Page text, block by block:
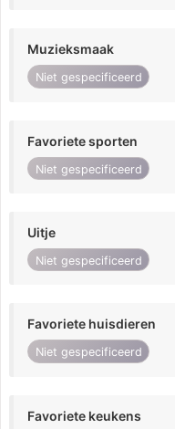
Muzieksmaak
Niet gespecificeerd
Favoriete sporten
Niet gespecificeerd
Uitje
Niet gespecificeerd
Favoriete huisdieren
Niet gespecificeerd
Favoriete keukens